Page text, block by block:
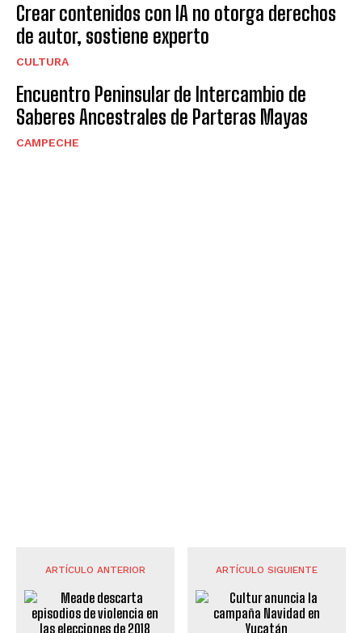
Crear contenidos con IA no otorga derechos
de autor, sostiene experto
CULTURA
Encuentro Peninsular de Intercambio de
Saberes Ancestrales de Parteras Mayas
CAMPECHE
ARTÍCULO ANTERIOR ARTÍCULO SIGUIENTE